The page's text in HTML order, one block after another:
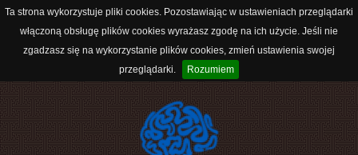
Ta strona wykorzystuje pliki cookies. Pozostawiając w ustawieniach przeglądarki
włączoną obsługę plików cookies wyrażasz zgodę na ich użycie. Jeśli nie
zgadzasz się na wykorzystanie plików cookies, zmień ustawienia swojej
przeglądarki.
Rozumiem